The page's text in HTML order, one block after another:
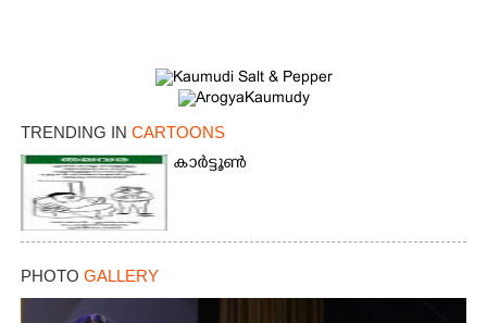
TRENDING IN CARTOONS
കാർട്ടൂൺ
PHOTO GALLERY